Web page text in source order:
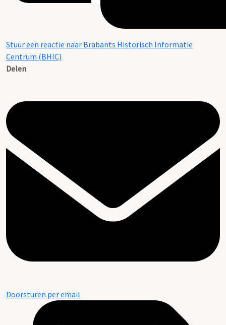
Stuur een reactie naar Brabants Historisch Informatie
Centrum (BHIC)
Delen
Doorsturen per email